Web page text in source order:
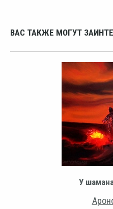
ВАС ТАКЖЕ МОГУТ
У